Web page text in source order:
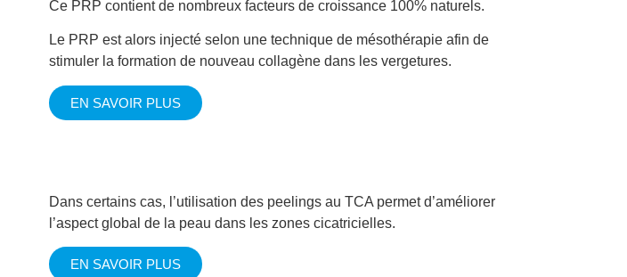
Ce PRP contient de nombreux facteurs de croissance 100% naturels.
Le PRP est alors injecté selon une technique de mésothérapie afin de
stimuler la formation de nouveau collagène dans les vergetures.
EN SAVOIR PLUS
Dans certains cas, l’utilisation des peelings au TCA permet d’améliorer
l’aspect global de la peau dans les zones cicatricielles.
EN SAVOIR PLUS